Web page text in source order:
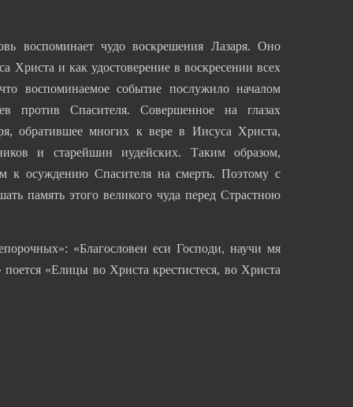
воспоминает чудо воскрешения Лазаря. Оно
Христа и как удостоверение в воскресении всех
воспоминаемое событие послужило началом
против Спасителя. Совершенное на глазах
обратившее многих к вере в Иисуса Христа,
и старейшин иудейских. Таким образом,
к осуждению Спасителя на смерть. Поэтому с
память этого великого чуда перед Страстною
«Благословен еси Господи, научи мя
«Елицы во Христа крестистеся, во Христа